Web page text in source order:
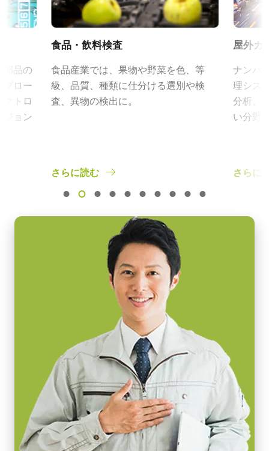
部品の
プロー
トロ
ジョン
食品・飲料検査
食品産業では、果物や野菜を色、等
級、品質、種類に仕分ける選別や検
査、異物の検出に。
さらに読む
屋外カ
ナンバ
理シス
分析、
い分野
さらに